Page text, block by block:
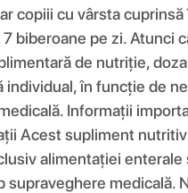
copiii cu vârsta cuprinsă
biberoane pe zi. Atunci
de nutriție,
individual, în funcție de
Informații
Acest supliment
alimentației
supraveghere medicală.